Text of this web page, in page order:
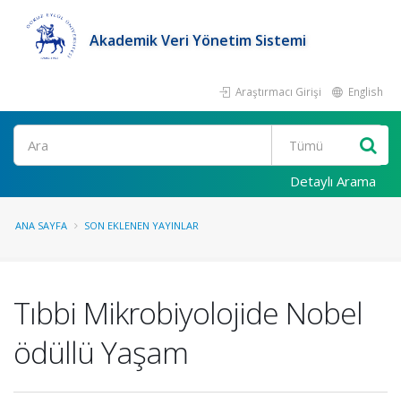
Akademik Veri Yönetim Sistemi
Araştırmacı Girişi English
Ara
Detaylı Arama
ANA SAYFA SON EKLENEN YAYINLAR
Tıbbi Mikrobiyolojide Nobel
ödüllü Yaşam